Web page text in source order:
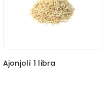
Ajonjolí 1 libra